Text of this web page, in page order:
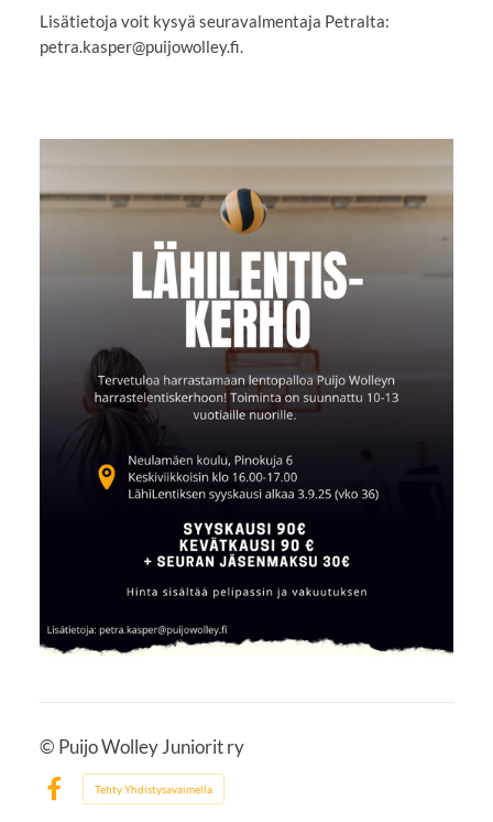
Lisätietoja voit kysyä seuravalmentaja Petralta:
petra.kasper@puijowolley.fi.
© Puijo Wolley Juniorit ry
Facebook
Tehty Yhdistysavaimella